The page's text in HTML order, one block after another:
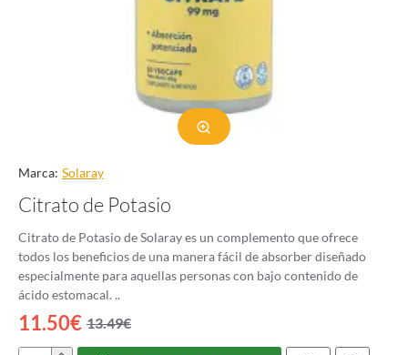
Marca: Solaray
Citrato de Potasio
Citrato de Potasio de Solaray es un complemento que ofrece
todos los beneficios de una manera fácil de absorber diseñado
especialmente para aquellas personas con bajo contenido de
ácido estomacal. ..
11.50€ 13.49€